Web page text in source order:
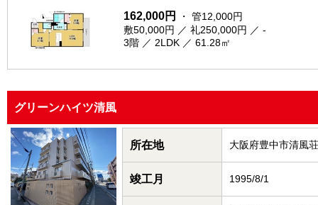
162,000円
・ 管12,000円
敷50,000円 ／ 礼250,000円 ／ -
3階 ／ 2LDK ／ 61.28㎡
グリーンハイツ清風
所在地 大阪府豊中市清風荘
竣工月 1995/8/1